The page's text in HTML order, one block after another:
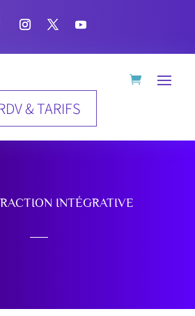
& TARIFS
INTÉGRATIVE